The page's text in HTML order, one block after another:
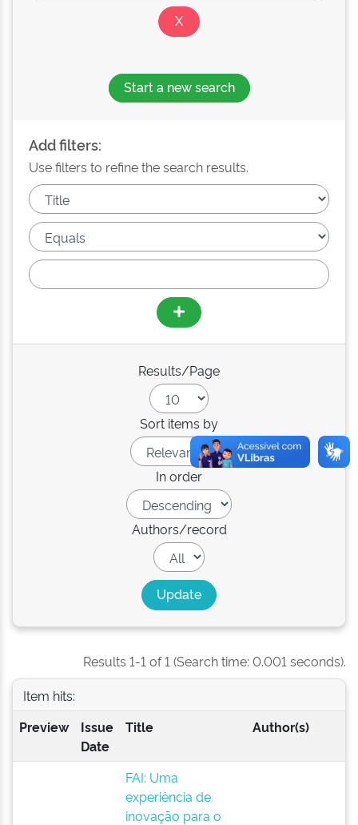
Start a new search
Add filters:
Use filters to refine the search results.
Results/Page
Sort items by
In order
Authors/record
Results 1-1 of 1 (Search time: 0.001 seconds).
Item hits:
Preview
Issue
Date
Title Author(s)
FAI: Uma
experiência de
inovação para o